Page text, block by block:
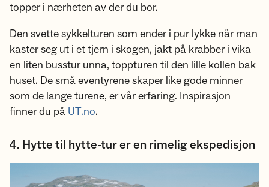
topper i nærheten av der du bor.
Den svette sykkelturen som ender i pur lykke når man
kaster seg ut i et tjern i skogen, jakt på krabber i vika
en liten busstur unna, toppturen til den lille kollen bak
huset. De små eventyrene skaper like gode minner
som de lange turene, er vår erfaring. Inspirasjon
finner du på UT.no.
4. Hytte til hytte-tur er en rimelig ekspedisjon